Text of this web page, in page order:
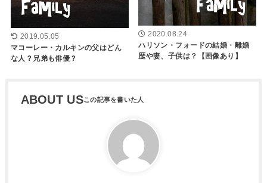
2019.05.05
マコーレー・カルキンの父はどん
な人？兄弟も俳優？
2020.08.24
ハリソン・フォードの結婚・離婚
歴や妻、子供は？【画像あり】
ABOUT US